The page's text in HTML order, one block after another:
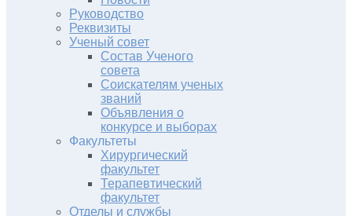
Руководство
Реквизиты
Ученый совет
Состав Ученого
совета
Соискателям ученых
званий
Объявления о
конкурсе и выборах
Факультеты
Хирургический
факультет
Терапевтический
факультет
Отделы и службы